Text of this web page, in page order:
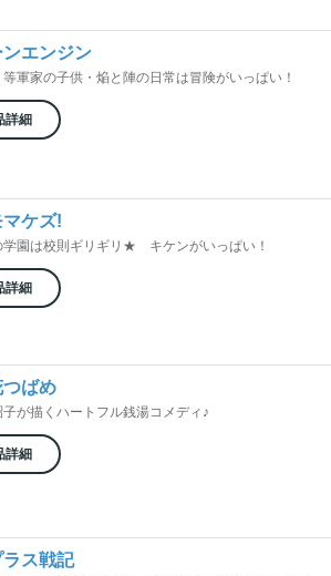
ンエンジン
等軍家の子供・焔と陣の日常は冒険がいっぱい！
詳細
ケズ!
学園は校則ギリギリ★ キケンがいっぱい！
詳細
ばめ
子が描くハートフル銭湯コメディ♪
詳細
ス戦記